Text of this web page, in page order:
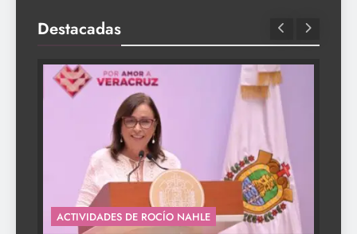
Destacadas
ACTIVIDADES DE ROCÍO NAHLE